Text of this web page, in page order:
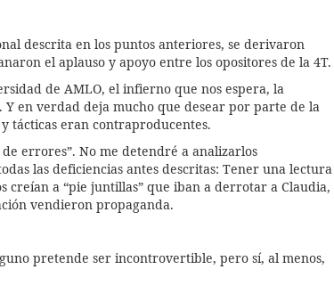
descrita en los puntos anteriores, se derivaron
el aplauso y apoyo entre los opositores de la 4T.
de AMLO, el infierno que nos espera, la
en verdad deja mucho que desear por parte de la
tácticas eran contraproducentes.
errores”. No me detendré a analizarlos
las deficiencias antes descritas: Tener una lectura
creían a “pie juntillas” que iban a derrotar a Claudia,
vendieron propaganda.
pretende ser incontrovertible, pero sí, al menos,